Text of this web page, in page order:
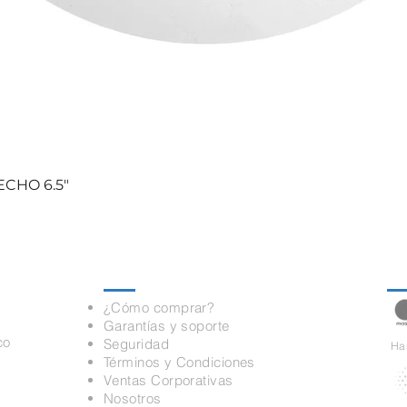
6.5"
¿Cómo comprar?
Garantías y soporte
Seguridad
Términos y Condiciones
Ventas Corporativas
Nosotros